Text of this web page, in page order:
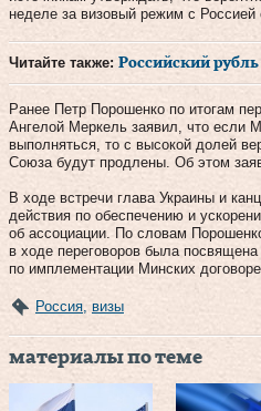
неделе за визовый режим с Россией
Читайте также: Российский
Ранее Петр Порошенко по итогам
Ангелой Меркель заявил, что если
выполняться, то с высокой долей
Союза будут продлены. Об этом
В ходе встречи глава Украины и
действия по обеспечению и
об ассоциации. По словам
в ходе переговоров была
по имплементации Минских
Россия визы
материалы по теме